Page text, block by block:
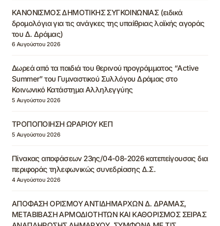
ΚΑΝΟΝΙΣΜΟΣ ΔΗΜΟΤΙΚΗΣ ΣΥΓΚΟΙΝΩΝΙΑΣ (ειδικά
δρομολόγια για τις ανάγκες της υπαίθριας λαϊκής αγοράς
του Δ. Δράμας)
6 Αυγούστου 2026
Δωρεά από τα παιδιά του θερινού προγράμματος “Active
Summer” του Γυμναστικού Συλλόγου Δράμας στο
Κοινωνικό Κατάστημα Αλληλεγγύης
5 Αυγούστου 2026
ΤΡΟΠΟΠΟΙΗΣΗ ΩΡΑΡΙΟΥ ΚΕΠ
5 Αυγούστου 2026
Πίνακας αποφάσεων 23ης/04-08-2026 κατεπείγουσας δια
περιφοράς τηλεφωνικώς συνεδρίασης Δ.Σ.
4 Αυγούστου 2026
ΑΠΟΦΑΣΗ ΟΡΙΣΜΟΥ ΑΝΤΙΔΗΜΑΡΧΩΝ Δ. ΔΡΑΜΑΣ,
ΜΕΤΑΒΙΒΑΣΗ ΑΡΜΟΔΙΟΤΗΤΩΝ ΚΑΙ ΚΑΘΟΡΙΣΜΟΣ ΣΕΙΡΑΣ